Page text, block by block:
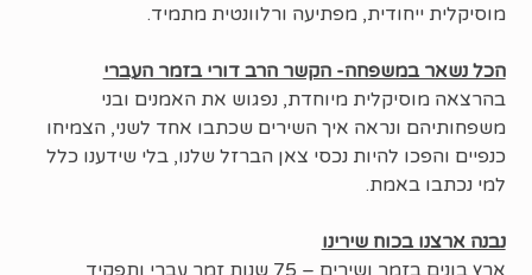
מוסיקלית ייחודית, מפתיעה ורלוונטית מתמיד.
הכל נשאר במשפחה- הקשר הרב דורי בזמר העברי
בהרצאה מוסיקלית מיוחדת, נפגוש את האמנים ובני
משפחותיהם ונראה איך השירים שכתבו אחד לשני, הצמיחו
כנפיים והפכו להיות נכסי צאן הברזל שלנו, בלי שידענו כלל
למי נכתבו באמת.
נבנה ארצנו בכוח שירינו
ארץ בונים בזמר ושירים – 75 שנות זמר עברי ותפקיד